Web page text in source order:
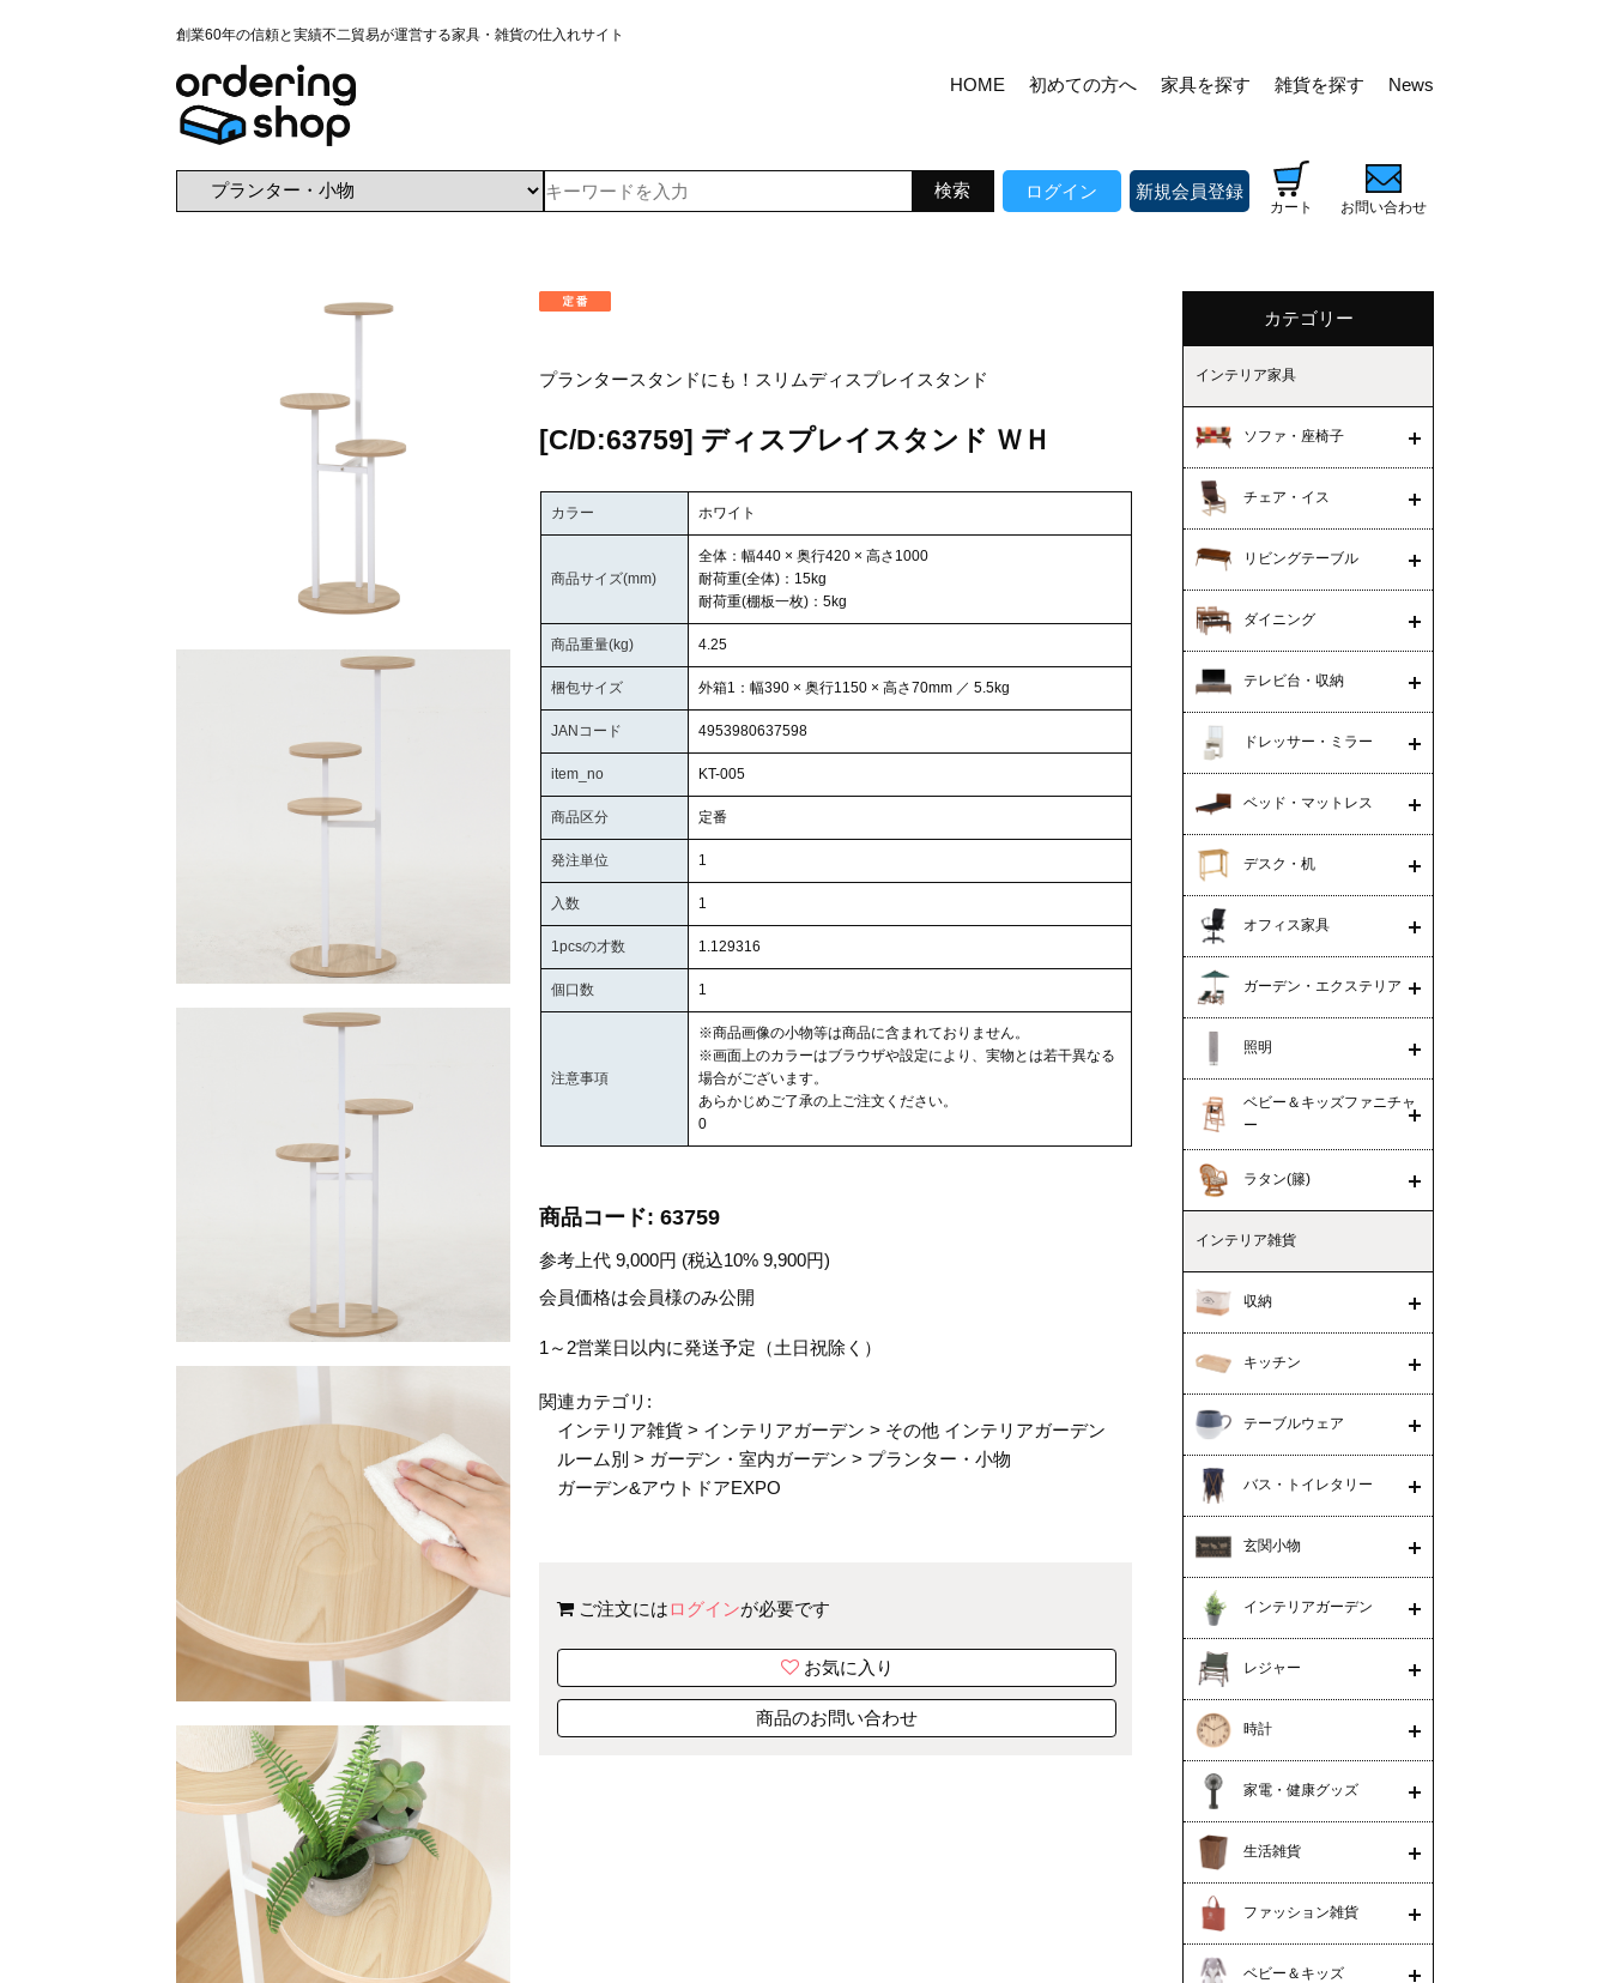
創業60年の信頼と実績不二貿易が運営する家具・雑貨の仕入れサイト
HOME 初めての方へ 家具を探す 雑貨を探す News
ログイン 新規会員登録
カート お問い合わせ
プランタースタンドにも！スリムディスプレイスタンド
[C/D:63759] ディスプレイスタンド ＷＨ
カラー ホワイト
商品サイズ(mm)
全体：幅440 × 奥行420 × 高さ1000
耐荷重(全体)：15kg
耐荷重(棚板一枚)：5kg
商品重量(kg) 4.25
梱包サイズ 外箱1：幅390 × 奥行1150 × 高さ70mm ／ 5.5kg
JANコード 4953980637598
item_no KT-005
商品区分 定番
発注単位 1
入数 1
1pcsの才数 1.129316
個口数 1
注意事項
※商品画像の小物等は商品に含まれておりません。
※画面上のカラーはブラウザや設定により、実物とは若干異なる
場合がございます。
あらかじめご了承の上ご注文ください。
0
商品コード: 63759
参考上代 9,000円 (税込10%9,900円)
会員価格は会員様のみ公開
1～2営業日以内に発送予定（土日祝除く）
関連カテゴリ:
インテリア雑貨 > インテリアガーデン > その他 インテリアガーデン
ルーム別 > ガーデン・室内ガーデン > プランター・小物
ガーデン&アウトドアEXPO
ご注文にはログインが必要です
お気に入り
商品のお問い合わせ
カテゴリー
インテリア家具
ソファ・座椅子
チェア・イス
リビングテーブル
ダイニング
テレビ台・収納
ドレッサー・ミラー
ベッド・マットレス
デスク・机
オフィス家具
ガーデン・エクステリア
照明
ベビー＆キッズファニチャ
ー
ラタン(籐)
インテリア雑貨
収納
キッチン
テーブルウェア
バス・トイレタリー
玄関小物
インテリアガーデン
レジャー
時計
家電・健康グッズ
生活雑貨
ファッション雑貨
ベビー＆キッズ